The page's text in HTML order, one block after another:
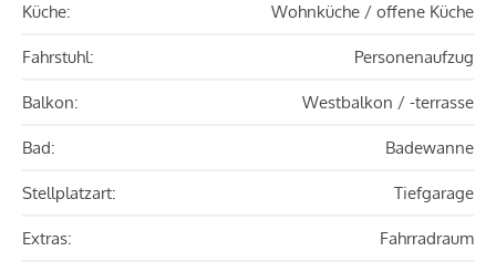
Küche: Wohnküche / offene Küche
Fahrstuhl: Personenaufzug
Balkon: Westbalkon / -terrasse
Bad: Badewanne
Stellplatzart: Tiefgarage
Extras: Fahrradraum